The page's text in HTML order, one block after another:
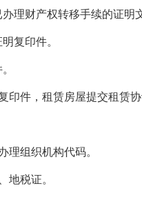
理财产权转移手续的证明
复印件。
印件，租赁房屋提交租赁
组织机构代码。
税证。